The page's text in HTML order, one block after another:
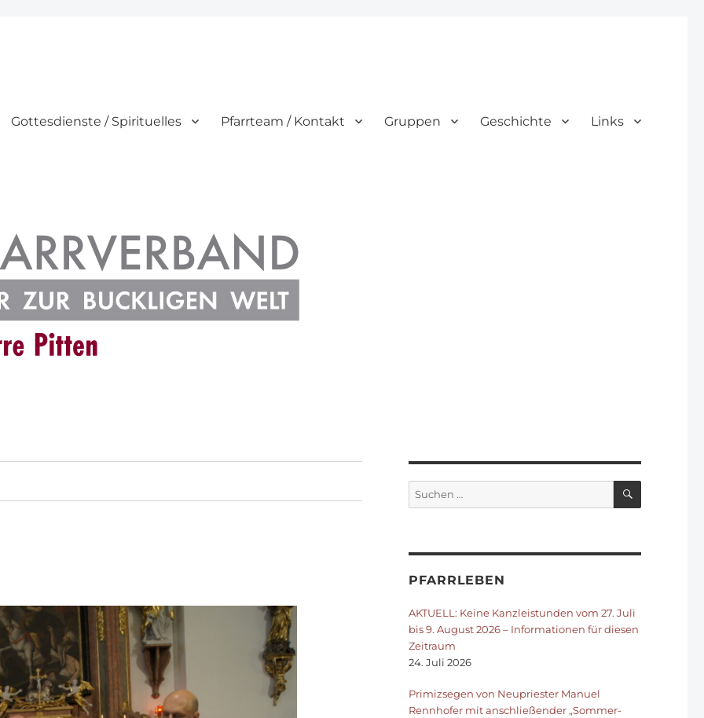
Gottesdienste / Spirituelles Pfarrteam / Kontakt Gruppen Geschichte Links
Suchen
SUCHEN
PFARRLEBEN
AKTUELL: Keine Kanzleistunden vom 27. Juli
bis 9. August 2026 – Informationen für diesen
Zeitraum
24. Juli 2026
Primizsegen von Neupriester Manuel
Rennhofer mit anschließender „Sommer-